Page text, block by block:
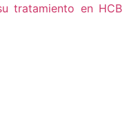
tratamiento en HCB